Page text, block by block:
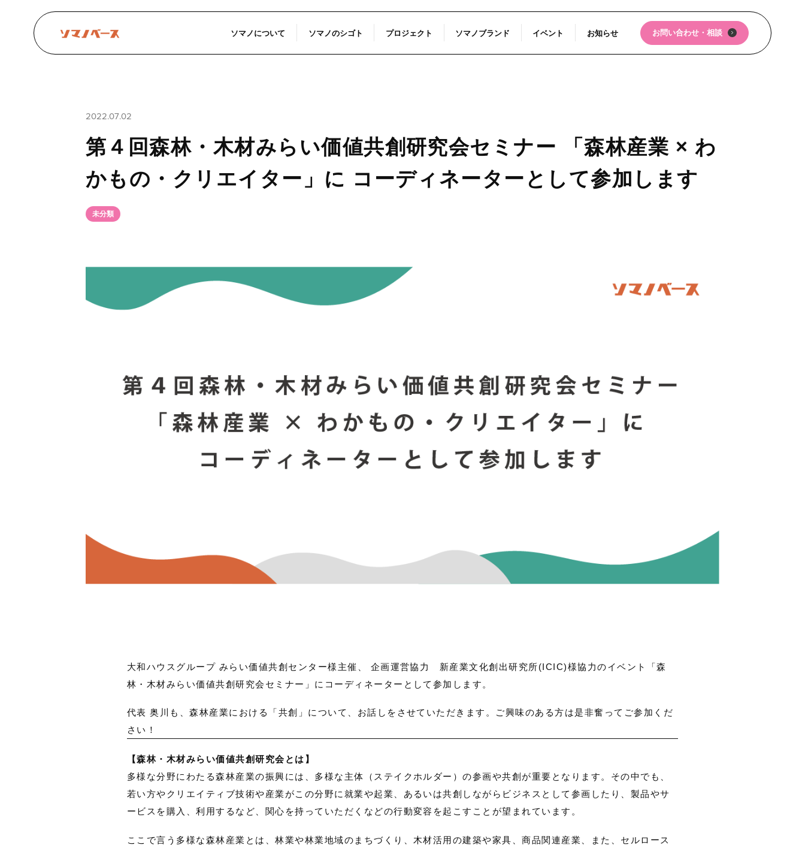
ソマノについて ソマノのシゴト プロジェクト ソマノブランド イベント お知らせ お問い合わせ・相談
2022.07.02
第４回森林・木材みらい価値共創研究会セミナー 「森林産業 × わ
かもの・クリエイター」に コーディネーターとして参加します
未分類
大和ハウスグループ みらい価値共創センター様主催、 企画運営協力 新産業文化創出研究所(ICIC)様協力のイベント「森
林・木材みらい価値共創研究会セミナー」にコーディネーターとして参加します。
代表 奥川も、森林産業における「共創」について、お話しをさせていただきます。ご興味のある方は是非奮ってご参加くだ
さい！
【森林・木材みらい価値共創研究会とは】
多様な分野にわたる森林産業の振興には、多様な主体（ステイクホルダー）の参画や共創が重要となります。その中でも、
若い方やクリエイティブ技術や産業がこの分野に就業や起業、あるいは共創しながらビジネスとして参画したり、製品やサ
ービスを購入、利用するなど、関心を持っていただくなどの行動変容を起こすことが望まれています。
ここで言う多様な森林産業とは、林業や林業地域のまちづくり、木材活用の建築や家具、商品関連産業、また、セルロース